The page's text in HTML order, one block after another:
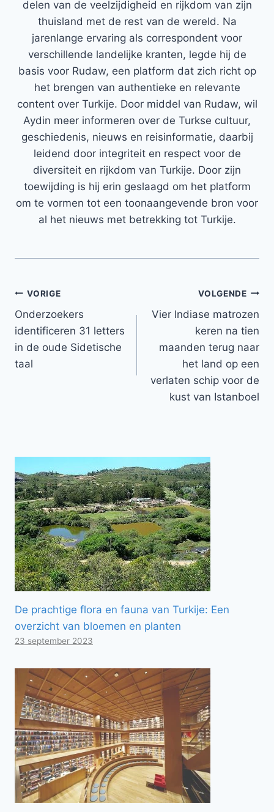
delen van de veelzijdigheid en rijkdom van zijn
thuisland met de rest van de wereld. Na
jarenlange ervaring als correspondent voor
verschillende landelijke kranten, legde hij de
basis voor Rudaw, een platform dat zich richt op
het brengen van authentieke en relevante
content over Turkije. Door middel van Rudaw, wil
Aydin meer informeren over de Turkse cultuur,
geschiedenis, nieuws en reisinformatie, daarbij
leidend door integriteit en respect voor de
diversiteit en rijkdom van Turkije. Door zijn
toewijding is hij erin geslaagd om het platform
om te vormen tot een toonaangevende bron voor
al het nieuws met betrekking tot Turkije.
Bericht
navigatie
VORIGE
Onderzoekers
identificeren 31 letters
in de oude Sidetische
taal
VOLGENDE
Vier Indiase matrozen
keren na tien
maanden terug naar
het land op een
verlaten schip voor de
kust van Istanboel
De prachtige flora en fauna van Turkije: Een
overzicht van bloemen en planten
23 september 2023